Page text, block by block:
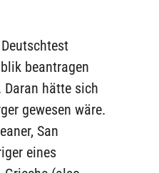
beantragen
Daran hätte sich
gewesen wäre.
San
eines